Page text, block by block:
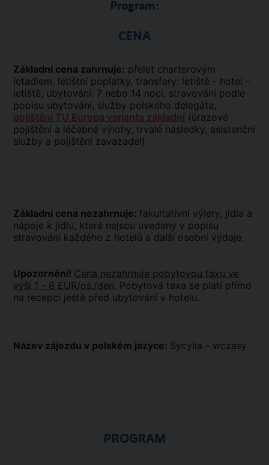
Program:
CENA
Základní cena zahrnuje: přelet charterovým
letadlem, letištní poplatky, transfery: letiště - hotel -
letiště, ubytování: 7 nebo 14 nocí, stravování podle
popisu ubytování, služby polského delegáta,
pojištění TU Europa varianta základní (úrazové
pojištění a léčebné výlohy, trvalé následky, asistenční
služby a pojištění zavazadel).
Základní cena nezahrnuje: fakultativní výlety, jídla a
nápoje k jídlu, které nejsou uvedeny v popisu
stravování každého z hotelů a další osobní výdaje.
Upozornění! Cena nezahrnuje pobytovou taxu ve
výši 1 - 8 EUR/os./den. Pobytová taxa se platí přímo
na recepci ještě před ubytování v hotelu.
Název zájezdu v polském jazyce: Sycylia - wczasy
PROGRAM